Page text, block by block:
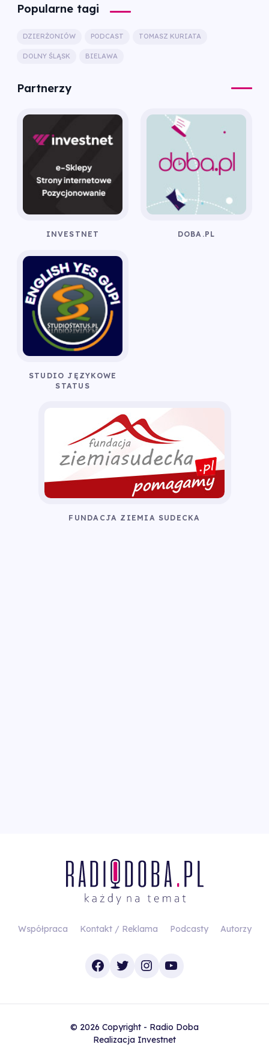
Popularne tagi
DZIERŻONIÓW PODCAST TOMASZ KURIATA
DOLNY ŚLĄSK BIELAWA
Partnerzy
INVESTNET DOBA.PL
STUDIO JĘZYKOWE
STATUS
FUNDACJA ZIEMIA SUDECKA
Współpraca Kontakt / Reklama Podcasty Autorzy
Facebook
TwitterInstagram
YouTube
© 2026 Copyright - Radio Doba
Realizacja Investnet